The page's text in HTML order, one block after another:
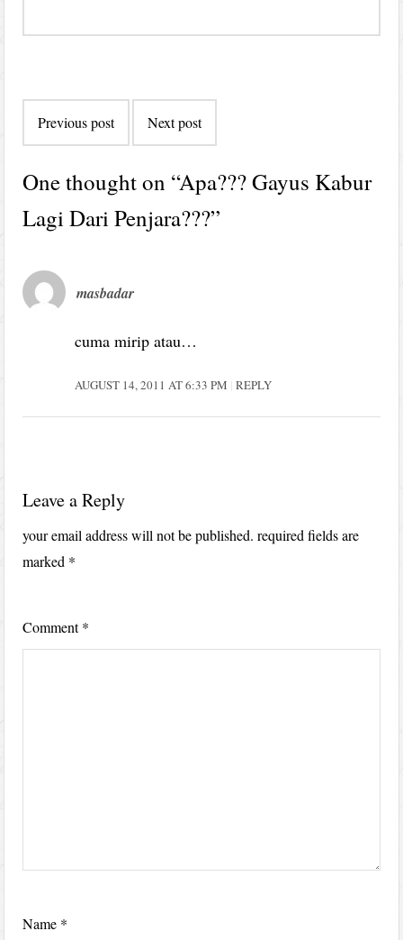
navigation
Previous post Next post
One thought on “Apa??? Gayus Kabur
Lagi Dari Penjara???”
masbadar
cuma mirip atau…
AUGUST 14, 2011 AT 6:33 PM REPLY
Leave a Reply
your email address will not be published. required fields are
marked *
Comment*
Name *